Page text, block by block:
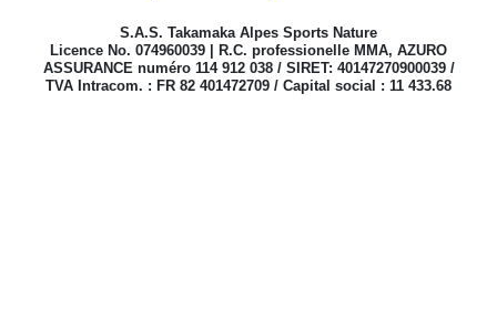
S.A.S. Takamaka Alpes Sports Nature
Licence No. 074960039 | R.C. professionelle MMA, AZURO
ASSURANCE numéro 114 912 038 / SIRET: 40147270900039 /
TVA Intracom. : FR 82 401472709 / Capital social : 11 433.68